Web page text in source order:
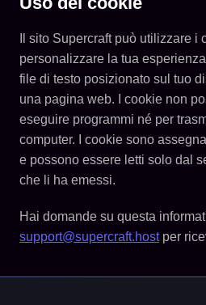
Il sito Supercraft può utilizzare i
personalizzare la tua
file di testo posizionato sul tuo
una pagina web. I cookie non
eseguire programmi né per
computer. I cookie sono
e possono essere letti solo dal
che li ha emessi.
Hai domande su questa
support@supercraft.hostper